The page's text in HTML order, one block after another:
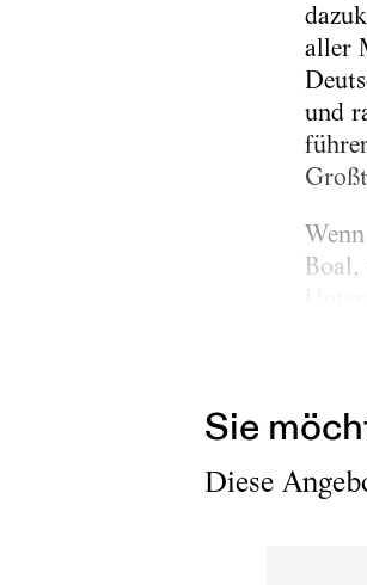
aller
und
Boal,
Sie
Diese